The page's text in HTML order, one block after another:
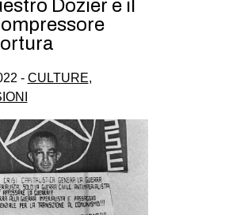
PRECARIATO
REPRESSIONE
CULTURE
ARTE
CINEMA
MANIFESTI
MUSICA
Dozier e il
- CULTURE,